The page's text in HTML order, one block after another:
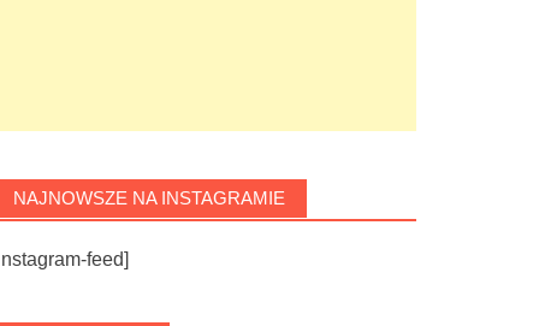
NAJNOWSZE NA INSTAGRAMIE
feed]